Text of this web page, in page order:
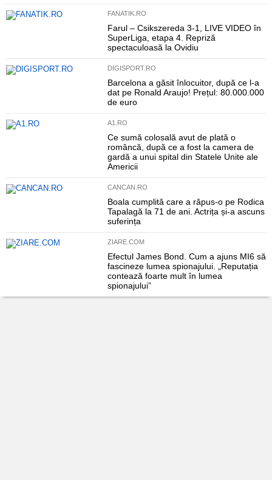
FANATIK.RO
Farul – Csikszereda 3-1, LIVE VIDEO în
SuperLiga, etapa 4. Repriză
spectaculoasă la Ovidiu
DIGISPORT.RO
Barcelona a găsit înlocuitor, după ce l-a
dat pe Ronald Araujo! Prețul: 80.000.000
de euro
A1.RO
Ce sumă colosală avut de plată o
româncă, după ce a fost la camera de
gardă a unui spital din Statele Unite ale
Americii
CANCAN.RO
Boala cumplită care a răpus-o pe Rodica
Tapalagă la 71 de ani. Actrița și-a ascuns
suferința
ZIARE.COM
Efectul James Bond. Cum a ajuns MI6 să
fascineze lumea spionajului. „Reputația
contează foarte mult în lumea
spionajului”